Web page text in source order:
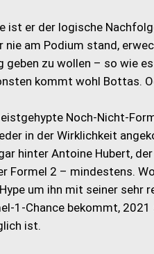
ist er der logische
nie am Podium stand,
geben zu wollen – so wie
kommt wohl Bottas.
Noch-Nicht-
in der Wirklichkeit
hinter Antoine Hubert,
Formel 2 – mindestens.
um ihn mit seiner
1-Chance bekommt,
ist.